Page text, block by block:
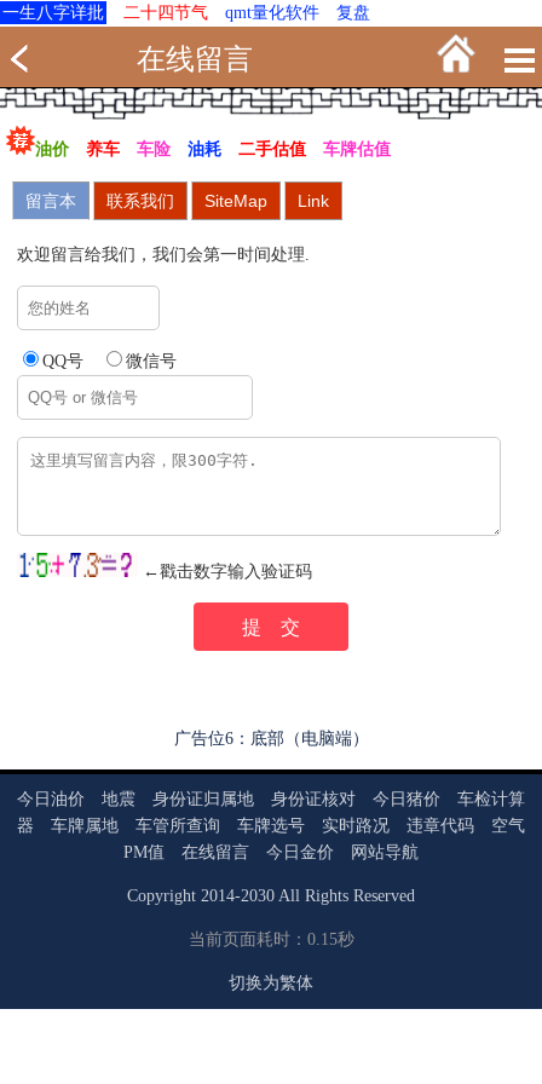
一生八字详批 二十四节气 qmt量化软件 复盘
在线留言
油价 养车 车险 油耗 二手估值 车牌估值
留言本 联系我们 SiteMap Link
欢迎留言给我们，我们会第一时间处理.
QQ号 微信号
←戳击数字输入验证码
广告位6：底部（电脑端）
今日油价 地震 身份证归属地 身份证核对 今日猪价
车检计算
器
车牌属地 车管所查询 车牌选号 实时路况 违章代码
空气
PM值
在线留言 今日金价 网站导航
Copyright 2014-2030 All Rights Reserved
当前页面耗时：0.15秒
切换为繁体